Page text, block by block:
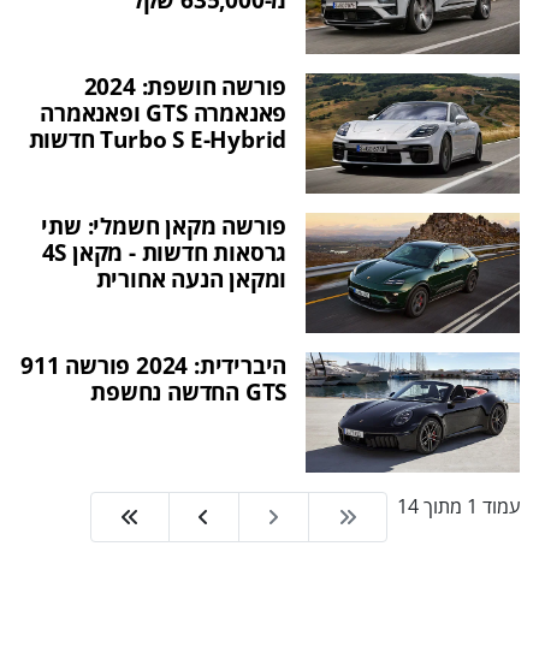
פורשה חושפת: 2024
פאנאמרה GTS ופאנאמרה
Turbo S E-Hybrid חדשות
פורשה מקאן חשמלי: שתי
גרסאות חדשות - מקאן 4S
ומקאן הנעה אחורית
היברידית: 2024 פורשה 911
GTS החדשה נחשפת
עמוד 1 מתוך 14